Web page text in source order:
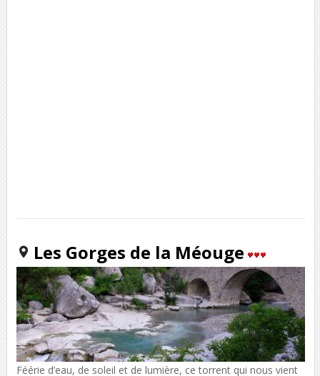
Les Gorges de la Méouge
Féérie d’eau, de soleil et de lumière, ce torrent qui nous vient